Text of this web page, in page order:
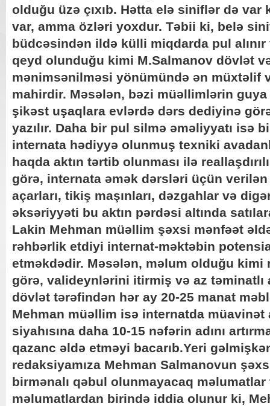
olduğu üzə çıxıb. Hətta elə siniflər də var
var, amma özləri yoxdur. Təbii ki, belə
büdcəsindən ildə külli miqdarda pul
qeyd olunduğu kimi M.Salmanov dövlət
mənimsənilməsi yönümündə ən müxtəlif
mahirdir. Məsələn, bəzi müəllimlərin
şikəst uşaqlara evlərdə dərs dediyinə
yazılır. Daha bir pul silmə əməliyyatı isə
internata hədiyyə olunmuş texniki
haqda aktın tərtib olunması ilə
görə, internata əmək dərsləri üçün
açarları, tikiş maşınları, dəzgahlar və
əksəriyyəti bu aktın pərdəsi altında
Lakin Mehman müəllim şəxsi mənfəət
rəhbərlik etdiyi internat-məktəbin
etməkdədir. Məsələn, məlum olduğu
görə, valideynlərini itirmiş və az təminatlı
dövlət tərəfindən hər ay 20-25 manat
Mehman müəllim isə internatda müavinət
siyahısına daha 10-15 nəfərin adını
qazanc əldə etməyi bacarıb.Yeri
redaksiyamıza Mehman Salmanovun
birmənalı qəbul olunmayacaq
məlumatlardan birində iddia olunur ki,